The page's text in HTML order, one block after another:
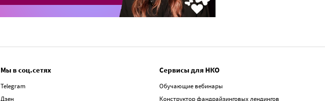
Мы в соц.сетях
Telegram
Дзен
Сервисы для НКО
Обучающие вебинары
Конструктор фандрайзинговых лендингов